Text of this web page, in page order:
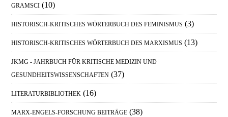
GRAMSCI (10)
HISTORISCH-KRITISCHES WÖRTERBUCH DES FEMINISMUS (3)
HISTORISCH-KRITISCHES WÖRTERBUCH DES MARXISMUS (13)
JKMG - JAHRBUCH FÜR KRITISCHE MEDIZIN UND
GESUNDHEITSWISSENSCHAFTEN (37)
LITERATURBIBLIOTHEK (16)
MARX-ENGELS-FORSCHUNG BEITRÄGE (38)